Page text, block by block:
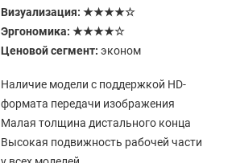
Визуализация: ★★★★☆
Эргономика: ★★★★☆
Ценовой сегмент: эконом
Наличие модели с поддержкой HD-
формата передачи изображения
Малая толщина дистального конца
Высокая подвижность рабочей части